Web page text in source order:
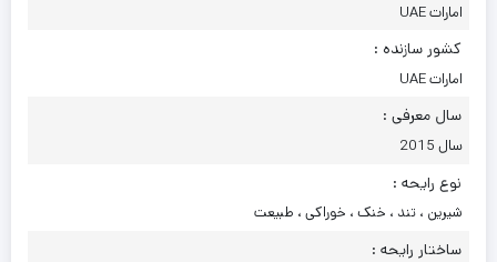
امارات UAE
کشور سازنده :
امارات UAE
سال معرفی :
سال 2015
نوع رایحه :
شیرین ، تند ، خنک ، خوراکی ، طبیعت
ساختار رایحه :